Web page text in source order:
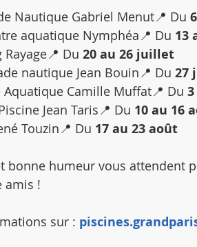
Nautique Gabriel Menut📍 Du
aquatique Nymphéa📍 Du 13
Du 20 au 26 juillet
nautique Jean Bouin📍 Du 27
Aquatique Camille Muffat📍 Du
Jean Taris📍 Du 10 au 16
Touzin📍 Du 17 au 23 août
bonne humeur vous attendent
amis !
sur :